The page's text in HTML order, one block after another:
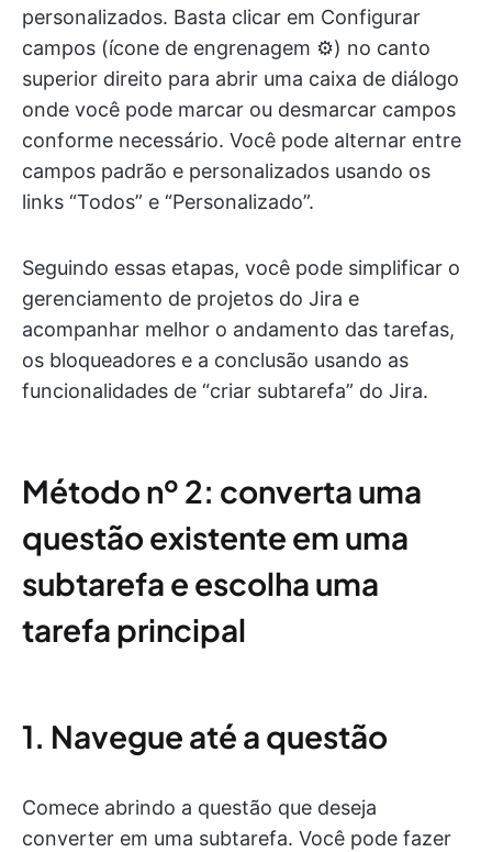
personalizados. Basta clicar em Configurar
campos (ícone de engrenagem ⚙️) no canto
superior direito para abrir uma caixa de diálogo
onde você pode marcar ou desmarcar campos
conforme necessário. Você pode alternar entre
campos padrão e personalizados usando os
links “Todos” e “Personalizado”.
Seguindo essas etapas, você pode simplificar o
gerenciamento de projetos do Jira e
acompanhar melhor o andamento das tarefas,
os bloqueadores e a conclusão usando as
funcionalidades de “criar subtarefa” do Jira.
Método nº 2: converta uma
questão existente em uma
subtarefa e escolha uma
tarefa principal
1. Navegue até a questão
Comece abrindo a questão que deseja
converter em uma subtarefa. Você pode fazer